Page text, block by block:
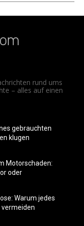
rund ums
– alles auf einen
gebrauchten
klugen
Motorschaden:
oder
Warum jedes
vermeiden